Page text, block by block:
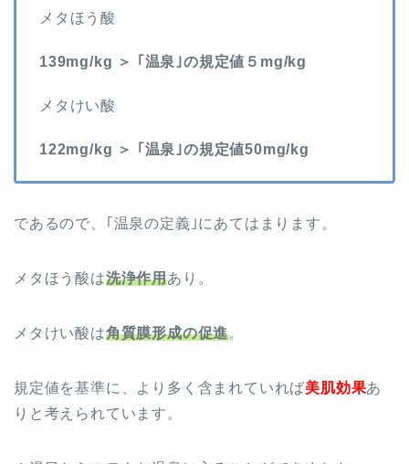
メタほう酸
139mg/kg ＞ ｢温泉｣の規定値５mg/kg
メタけい酸
122mg/kg ＞ ｢温泉｣の規定値50mg/kg
であるので、｢温泉の定義｣にあてはまります。
メタほう酸は洗浄作用あり。
メタけい酸は角質膜形成の促進。
規定値を基準に、より多く含まれていれば美肌効果あ
りと考えられています。